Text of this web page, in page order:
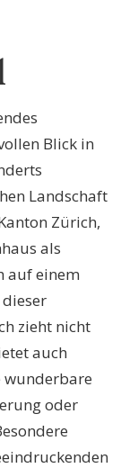
Blick in
Landschaft
Zürich,
als
auf einem
zieht nicht
auch
oder